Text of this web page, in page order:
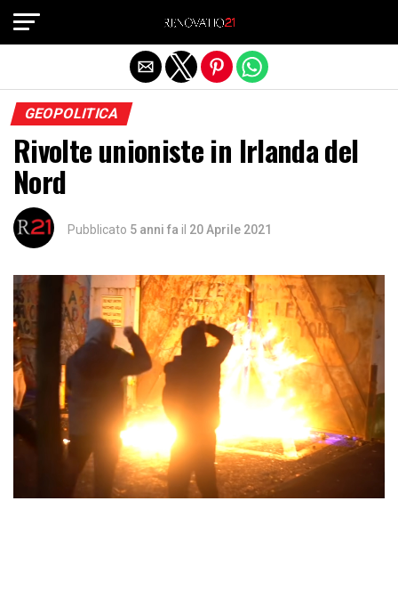
GEOPOLITICA
Rivolte unioniste in Irlanda del
Nord
Pubblicato 5 anni fa il 20 Aprile 2021
Exit mobile version